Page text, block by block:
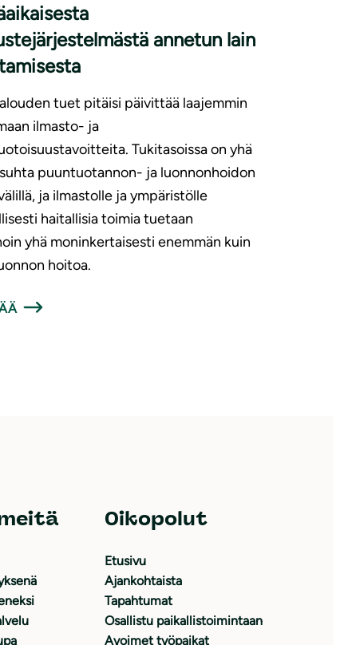
annetun lain
tuet pitäisi päivittää laajemmin
ilmasto- ja
Tukitasoissa on yhä
puuntuotannon- ja luonnonhoidon
ja ilmastolle ja ympäristölle
haitallisia toimia tuetaan
yhä moninkertaisesti enemmän kuin
hoitoa.
Oikopolut
Etusivu
Ajankohtaista
Tapahtumat
Osallistu paikallistoimintaan
Avoimet työpaikat